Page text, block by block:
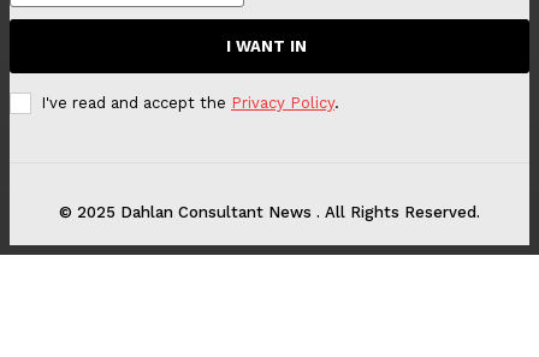
I WANT IN
I've read and accept the Privacy Policy.
© 2025 Dahlan Consultant News . All Rights Reserved.